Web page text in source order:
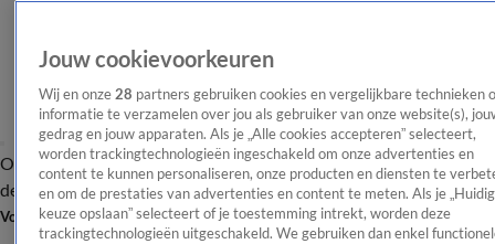
OverzichtAfleveringen Entertainment TV Algemeen
Tip
de redactieNieuwsbrief
Volg Shownieuws
Jouw cookievoorkeuren
Wij en onze 28 partners gebruiken cookies en vergelijkbare technieken
informatie te verzamelen over jou als gebruiker van onze website(s),
gedrag en jouw apparaten. Als je „Alle cookies accepteren” selecteert,
worden trackingtechnologieën ingeschakeld om onze advertenties en
content te kunnen personaliseren, onze producten en diensten te
en om de prestaties van advertenties en content te meten. Als je
keuze opslaan” selecteert of je toestemming intrekt, worden deze
trackingtechnologieën uitgeschakeld. We gebruiken dan enkel